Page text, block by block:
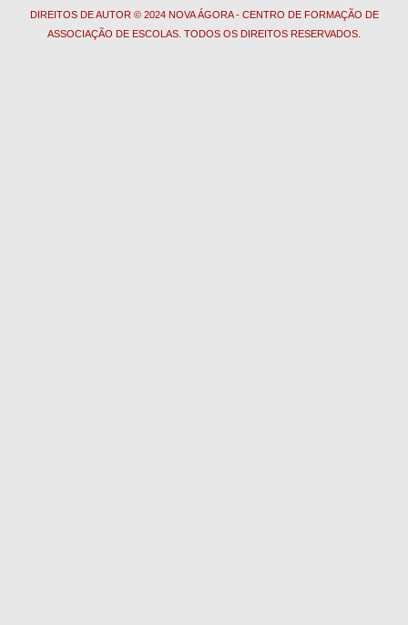
DIREITOS DE AUTOR © 2024 NOVA ÁGORA - CENTRO DE FORMAÇÃO DE
ASSOCIAÇÃO DE ESCOLAS. TODOS OS DIREITOS RESERVADOS.